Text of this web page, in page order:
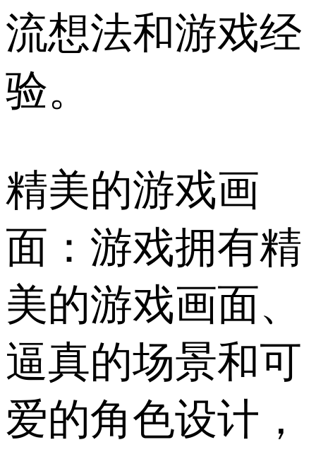
流想法和游戏经
验。
精美的游戏画
面：游戏拥有精
美的游戏画面、
逼真的场景和可
爱的角色设计，